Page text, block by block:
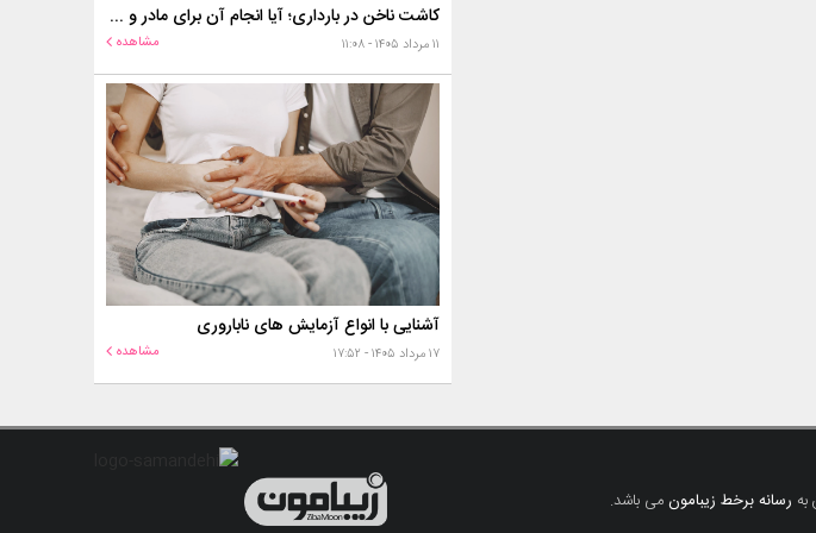
کاشت ناخن در بارداری؛ آیا انجام آن برای مادر و جنین خطر دارد؟
۱۱ مرداد ۱۴۰۵ - ۱۱:۰۸ مشاهده
آشنایی با انواع آزمایش های ناباروری
۱۷ مرداد ۱۴۰۵ - ۱۷:۵۲ مشاهده
رسانه برخط زیبامونمی باشد.